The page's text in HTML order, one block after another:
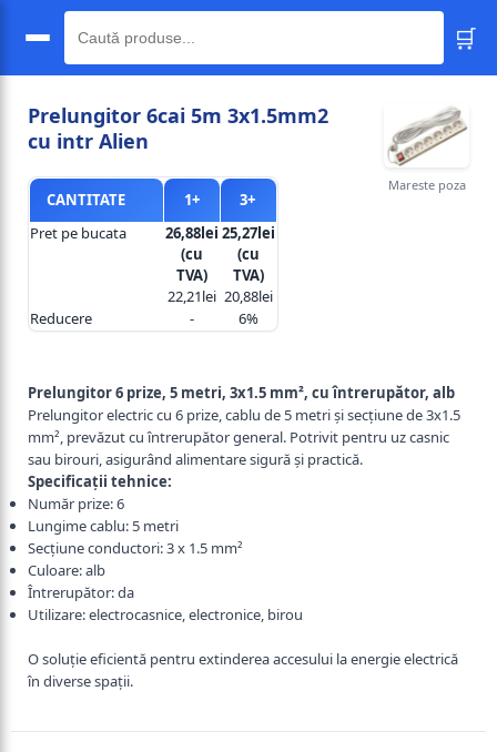
🛒
Prelungitor 6cai 5m 3x1.5mm2
cu intr Alien
CANTITATE 1+
3+
Pret pe bucata
26,88lei
(cu
TVA)
22,21lei
25,27lei
(cu
TVA)
20,88lei
Reducere
- 6%
Mareste poza
Prelungitor 6 prize, 5 metri, 3x1.5 mm², cu întrerupător, alb
Prelungitor electric cu 6 prize, cablu de 5 metri și secțiune de 3x1.5
mm², prevăzut cu întrerupător general. Potrivit pentru uz casnic
sau birouri, asigurând alimentare sigură și practică.
Specificații tehnice:
Număr prize: 6
Lungime cablu: 5 metri
Secțiune conductori: 3 x 1.5 mm²
Culoare: alb
Întrerupător: da
Utilizare: electrocasnice, electronice, birou
O soluție eficientă pentru extinderea accesului la energie electrică
în diverse spații.